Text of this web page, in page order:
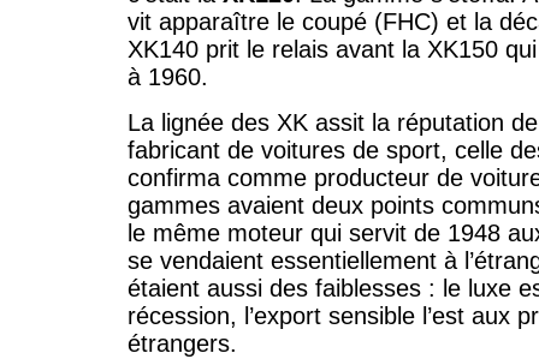
vit apparaître le coupé (FHC) et la
XK140 prit le relais avant la XK150
à 1960.
La lignée des XK assit la réputation
fabricant de voitures de sport, celle
confirma comme producteur de
gammes avaient deux points
le même moteur qui servit de 1948
se vendaient essentiellement à
étaient aussi des faiblesses : le luxe
récession, l’export sensible l’est aux
étrangers.